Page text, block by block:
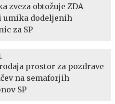
zveza obtožuje ZDA
umika dodeljenih
za SP
prostor za pozdrave
na semaforjih
SP